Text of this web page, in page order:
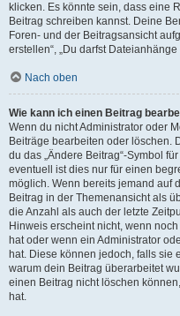
klicken. Es könnte sein, dass eine
Beitrag schreiben kannst. Deine
Foren- und der Beitragsansicht
erstellen“, „Du darfst Dateianhänge
Nach oben
Wie kann ich einen Beitrag
Wenn du nicht Administrator oder
Beiträge bearbeiten oder löschen.
du das „Ändere Beitrag“-Symbol
eventuell ist dies nur für einen
möglich. Wenn bereits jemand auf
Beitrag in der Themenansicht als
die Anzahl als auch der letzte
Hinweis erscheint nicht, wenn
hat oder wenn ein Administrator
hat. Diese können jedoch, falls sie
warum dein Beitrag überarbeitet
einen Beitrag nicht löschen
hat.